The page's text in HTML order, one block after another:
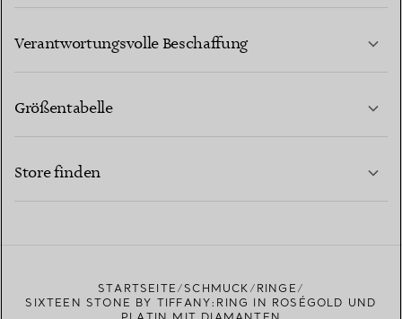
Verantwortungsvolle Beschaffung
Größentabelle
Store finden
STARTSEITE SCHMUCK
RINGE
SIXTEEN STONE BY TIFFANY:RING IN ROSÉGOLD UND